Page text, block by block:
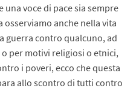
una voce di pace sia sempre
osserviamo anche nella vita
guerra contro qualcuno, ad
per motivi religiosi o etnici,
i poveri, ecco che questa
allo scontro di tutti contro